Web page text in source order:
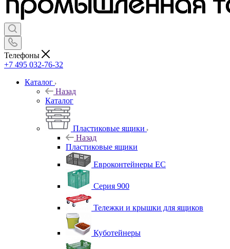
Телефоны
+7 495 032-76-32
Каталог
Назад
Каталог
Пластиковые ящики
Назад
Пластиковые ящики
Евроконтейнеры ЕС
Серия 900
Тележки и крышки для ящиков
Куботейнеры